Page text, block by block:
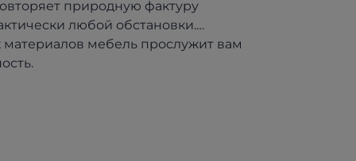
природную фактуру
любой обстановки.
материалов мебель прослужит вам